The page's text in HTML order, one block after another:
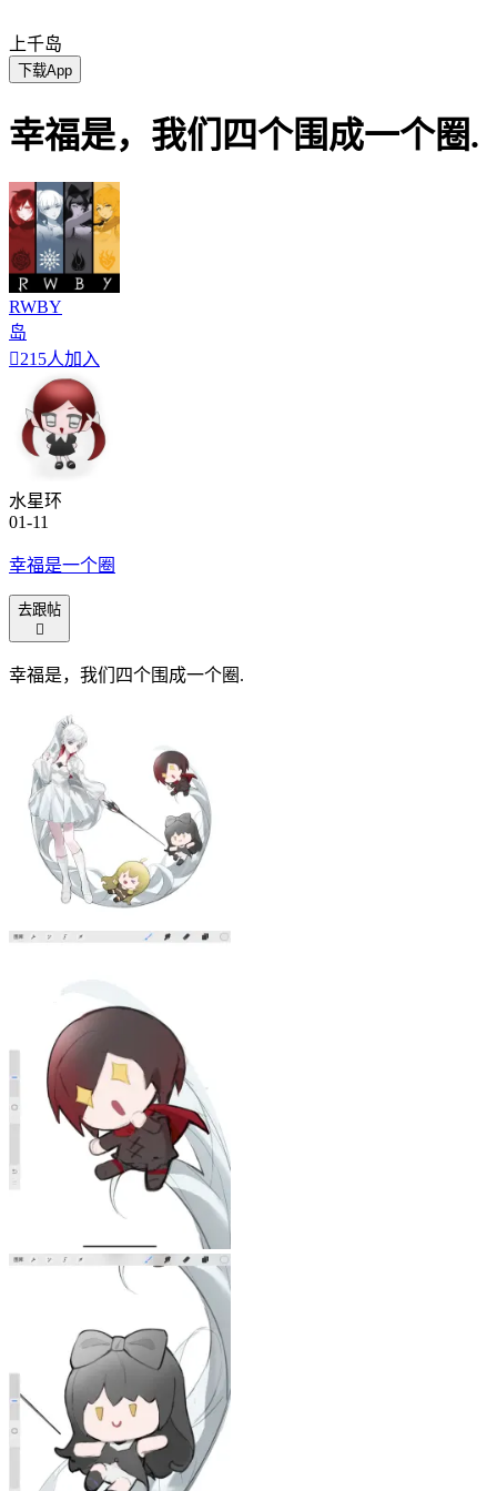
上千岛
下载App
幸福是，我们四个围成一个圈.
RWBY
岛
215人加入
水星环
01-11
幸福是一个圈
去跟帖

幸福是，我们四个围成一个圈.